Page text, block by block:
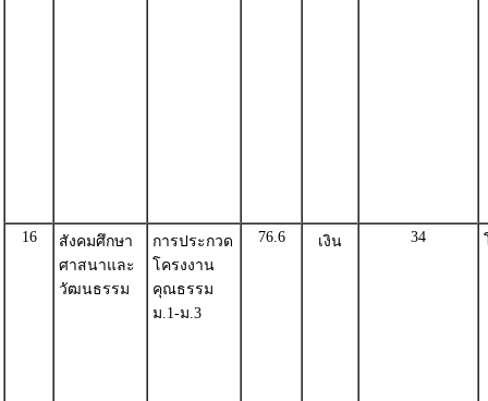
16
สังคมศึกษา
ศาสนาและ
วัฒนธรรม
การประกวด
โครงงาน
คุณธรรม
ม.1-ม.3
76.6 เงิน 34